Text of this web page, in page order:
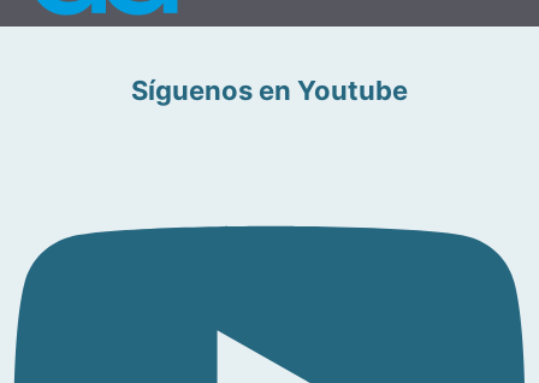
Síguenos en Youtube